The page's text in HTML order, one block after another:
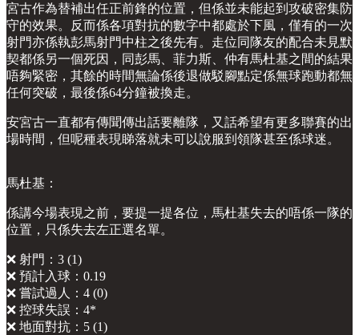
宮古作為替補出任正前鋒的位置，但係並未能起到攻破密集防
守的效果。反而係各項對抗的數字中都處於下風，僅有的一次
射門亦係執彭馬射門中柱之後先有。走位同隊友的配合未見默
契都係另一個死因，同彭馬、菲力斯、仲有馬杜基之間的結果
唔夠緊密，其餘的時間無論係後退做駁腳點定係無球跑動都無
任何突破，最後係64分鐘被換走。
安宮古一直都有傳聞傳出話要離隊，又話希望有更多聯賽的出
場時間，但呢種表現睇落就未可以說服到領隊甚至係球迷。
馬杜基：
係講今場表現之前，要提一提各位，馬杜基失去的唔係一隊的
位置，只係失去左正選名單。
❌ 射門：3 (1)
❌ 預計入球：0.19
❌ 嘗試過人：4 (0)
❌ 控球失誤：4*
❌ 地面對抗：5 (1)